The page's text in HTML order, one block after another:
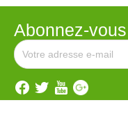
Abonnez-